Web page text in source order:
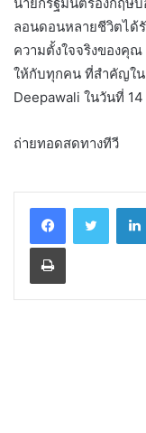
ลอนดอนหลายชีวิตได้รั
ความตั้งใจจริงของคุ
ให้กับทุกคน ที่สำคัญใน
Deepawali ในวันที่
ถ่ายทอดสดทางทีวี
Print